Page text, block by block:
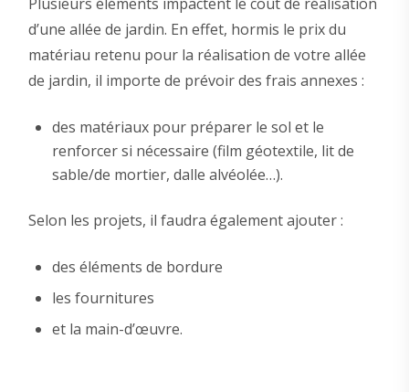
d’une allée de jardin. En effet, hormis le prix du
matériau retenu pour la réalisation de votre allée
de jardin, il importe de prévoir des frais annexes :
des matériaux pour préparer le sol et le
renforcer si nécessaire (film géotextile, lit de
sable/de mortier, dalle alvéolée…).
Selon les projets, il faudra également ajouter :
des éléments de bordure
les fournitures
et la main-d’œuvre.